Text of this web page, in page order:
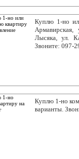
Куплю 1-но
Армавирская,
Лысяка, ул.
Звоните: 097-
Куплю 1-но
варианты.